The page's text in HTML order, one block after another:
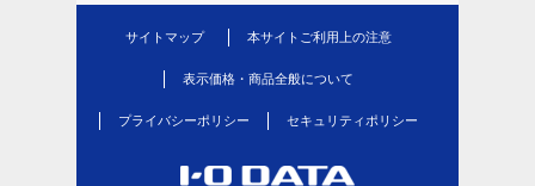
サイトマップ 本サイトご利用上の注意
表示価格・商品全般について
プライバシーポリシー セキュリティポリシー